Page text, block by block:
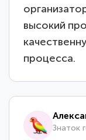
высокий
процесса.
Знаток